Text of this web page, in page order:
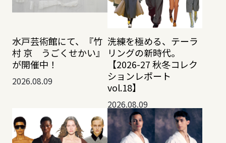
水戸芸術館にて、『竹
村 京 うごくせかい』
が開催中！
2026.08.09
洗練を極める、テーラ
リングの新時代。
【2026-27 秋冬コレク
ションレポート
vol.18】
2026.08.09